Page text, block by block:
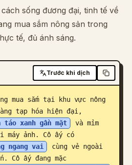
sống đương đại, tinh tế về
mua sắm nông sản trong
tế, đủ ánh sáng.
Trước khi dịch
mua sắm tại khu vực nông
tạp hóa hiện đại,
táo xanh gần mặt
và mỉm
máy ảnh. Cô ấy có
ngang vai
cùng vẻ ngoài
Cô ấy đang mặc